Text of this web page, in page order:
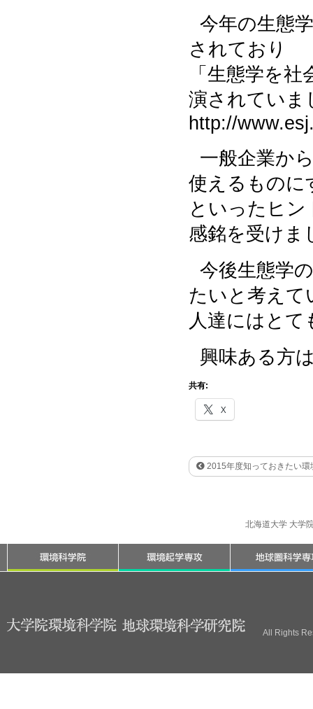
今年の生態
されており
「生態学を
演されていま
http://
一般企業か
使えるものに
といったヒ
感銘を受けま
今後生態学
たいと考えて
人達にはと
興味ある方
共有:
X
2015年度知っておきたい環
北海道大学 大学
All Rights